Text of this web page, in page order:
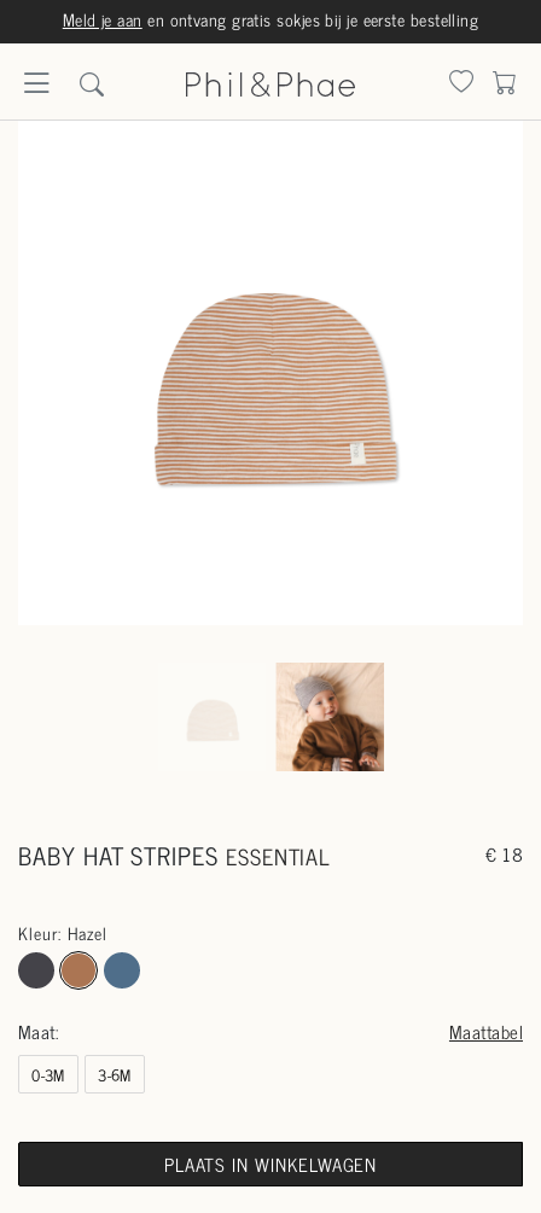
Meld je aan en ontvang gratis sokjes bij je eerste bestelling
BABY HAT STRIPES ESSENTIAL € 18
Kleur: Hazel
Maat: Maattabel
0-3M 3-6M
PLAATS IN WINKELWAGEN